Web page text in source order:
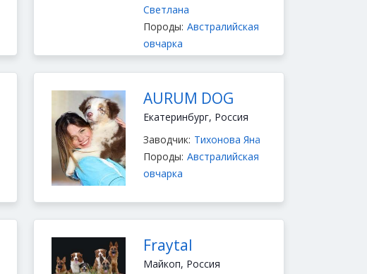
Светлана
Породы: Австралийская
овчарка
AURUM DOG
Екатеринбург, Россия
Заводчик: Тихонова Яна
Породы: Австралийская
овчарка
Fraytal
Майкоп, Россия